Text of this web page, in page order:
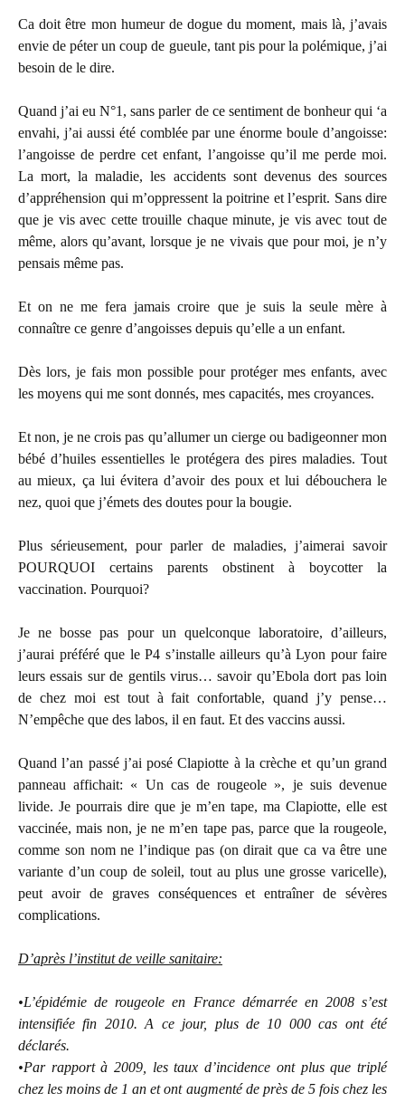
Ca doit être mon humeur de dogue du moment, mais là, j’avais
envie de péter un coup de gueule, tant pis pour la polémique, j’ai
besoin de le dire.
Quand j’ai eu N°1, sans parler de ce sentiment de bonheur qui ‘a
envahi, j’ai aussi été comblée par une énorme boule d’angoisse:
l’angoisse de perdre cet enfant, l’angoisse qu’il me perde moi.
La mort, la maladie, les accidents sont devenus des sources
d’appréhension qui m’oppressent la poitrine et l’esprit. Sans dire
que je vis avec cette trouille chaque minute, je vis avec tout de
même, alors qu’avant, lorsque je ne vivais que pour moi, je n’y
pensais même pas.
Et on ne me fera jamais croire que je suis la seule mère à
connaître ce genre d’angoisses depuis qu’elle a un enfant.
Dès lors, je fais mon possible pour protéger mes enfants, avec
les moyens qui me sont donnés, mes capacités, mes croyances.
Et non, je ne crois pas qu’allumer un cierge ou badigeonner mon
bébé d’huiles essentielles le protégera des pires maladies. Tout
au mieux, ça lui évitera d’avoir des poux et lui débouchera le
nez, quoi que j’émets des doutes pour la bougie.
Plus sérieusement, pour parler de maladies, j’aimerai savoir
POURQUOI certains parents obstinent à boycotter la
vaccination. Pourquoi?
Je ne bosse pas pour un quelconque laboratoire, d’ailleurs,
j’aurai préféré que le P4 s’installe ailleurs qu’à Lyon pour faire
leurs essais sur de gentils virus… savoir qu’Ebola dort pas loin
de chez moi est tout à fait confortable, quand j’y pense…
N’empêche que des labos, il en faut. Et des vaccins aussi.
Quand l’an passé j’ai posé Clapiotte à la crèche et qu’un grand
panneau affichait: « Un cas de rougeole », je suis devenue
livide. Je pourrais dire que je m’en tape, ma Clapiotte, elle est
vaccinée, mais non, je ne m’en tape pas, parce que la rougeole,
comme son nom ne l’indique pas (on dirait que ca va être une
variante d’un coup de soleil, tout au plus une grosse varicelle),
peut avoir de graves conséquences et entraîner de sévères
complications.
D’après l’institut de veille sanitaire:
•L’épidémie de rougeole en France démarrée en 2008 s’est
intensifiée fin 2010. A ce jour, plus de 10 000 cas ont été
déclarés.
•Par rapport à 2009, les taux d’incidence ont plus que triplé
chez les moins de 1 an et ont augmenté de près de 5 fois chez les